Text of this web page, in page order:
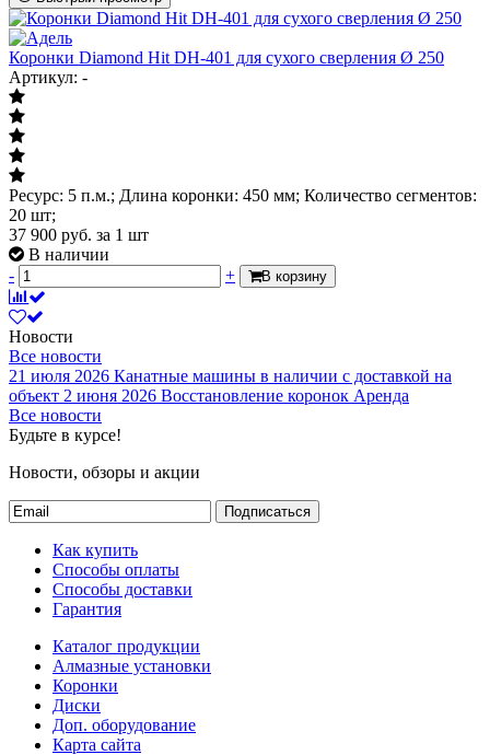
Коронки Diamond Hit DH-401 для сухого сверления Ø 250
Артикул: -
Ресурс: 5 п.м.; Длина коронки: 450 мм; Количество сегментов:
20 шт;
37 900 руб. за 1 шт
В наличии
-
+ В корзину
Новости
Все новости
21 июля 2026 Канатные машины в наличии с доставкой на
объект 2 июня 2026 Восстановление коронок Аренда
Все новости
Будьте в курсе!
Новости, обзоры и акции
Подписаться
Как купить
Способы оплаты
Способы доставки
Гарантия
Каталог продукции
Алмазные установки
Коронки
Диски
Доп. оборудование
Карта сайта